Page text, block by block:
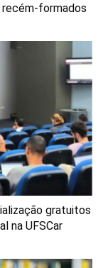
recém-formados
gratuitos
na UFSCar